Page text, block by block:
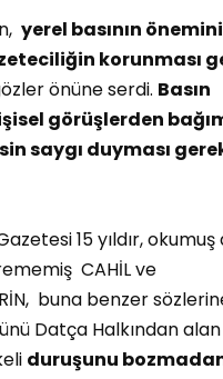
yerel basının
korunması
önüne serdi. Basın
görüşlerden
saygı duyması
15 yıldır,
CAHİL ve
buna benzer
Datça Halkından alan
duruşunu